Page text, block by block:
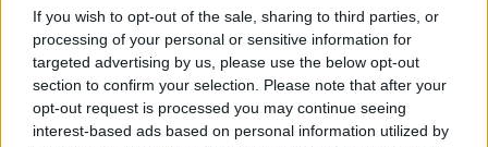
If you wish to opt-out of the sale, sharing to third parties, or
processing of your personal or sensitive information for
targeted advertising by us, please use the below opt-out
section to confirm your selection. Please note that after your
opt-out request is processed you may continue seeing
interest-based ads based on personal information utilized by
ballerino o presunto tale che non sia garbato, pulito, educato prima,
durante e dopo il ballo. Gli dico anche… "quando vi invitano
(magari con l’intesa degli sguardi) non correte verso di lui,
aspettate che venga a prendervi e, semmai, cercate di pretendere
che vi accompagnino al vostro posto alla fine del turno di ballo”.
Alla luce di tutto questo e di questa magnifica conversazione avuta